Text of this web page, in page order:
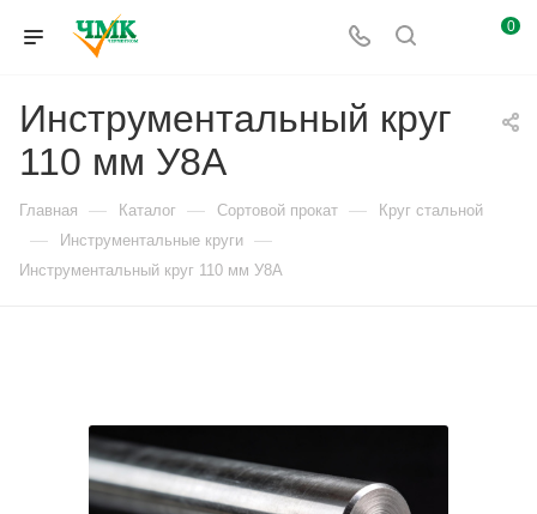
0
Инструментальный круг
110 мм У8А
Главная — Каталог — Сортовой прокат — Круг стальной
— Инструментальные круги —
Инструментальный круг 110 мм У8А